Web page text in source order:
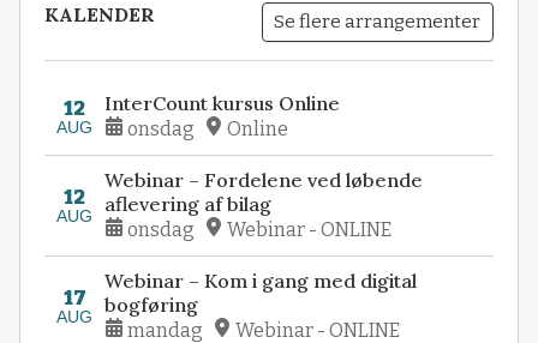
KALENDER Se flere arrangementer
12
AUG
InterCount kursus Online
onsdag Online
12
AUG
Webinar – Fordelene ved løbende
aflevering af bilag
onsdag Webinar - ONLINE
17
AUG
Webinar – Kom i gang med digital
bogføring
mandag Webinar - ONLINE